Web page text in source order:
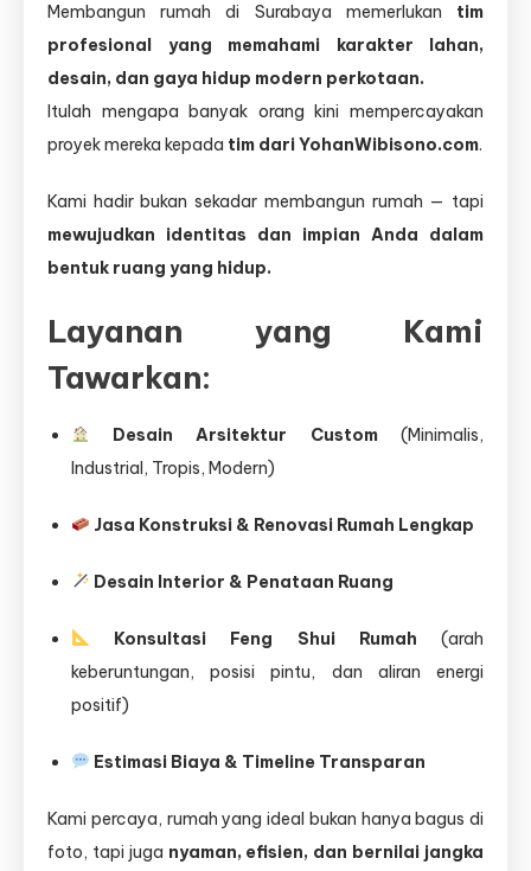
Membangun rumah di Surabaya memerlukan tim
profesional yang memahami karakter lahan,
desain, dan gaya hidup modern perkotaan.
Itulah mengapa banyak orang kini mempercayakan
proyek mereka kepada tim dari YohanWibisono.com.
Kami hadir bukan sekadar membangun rumah — tapi
mewujudkan identitas dan impian Anda dalam
bentuk ruang yang hidup.
Layanan yang Kami
Tawarkan:
Desain Arsitektur Custom(Minimalis,
Industrial, Tropis, Modern)
Jasa Konstruksi & Renovasi Rumah Lengkap
Desain Interior & Penataan Ruang
Konsultasi Feng Shui Rumah (arah
keberuntungan, posisi pintu, dan aliran energi
positif)
Estimasi Biaya & Timeline Transparan
Kami percaya, rumah yang ideal bukan hanya bagus di
foto, tapi juga nyaman, efisien, dan bernilai jangka